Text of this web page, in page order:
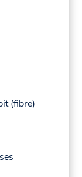
(fibre)